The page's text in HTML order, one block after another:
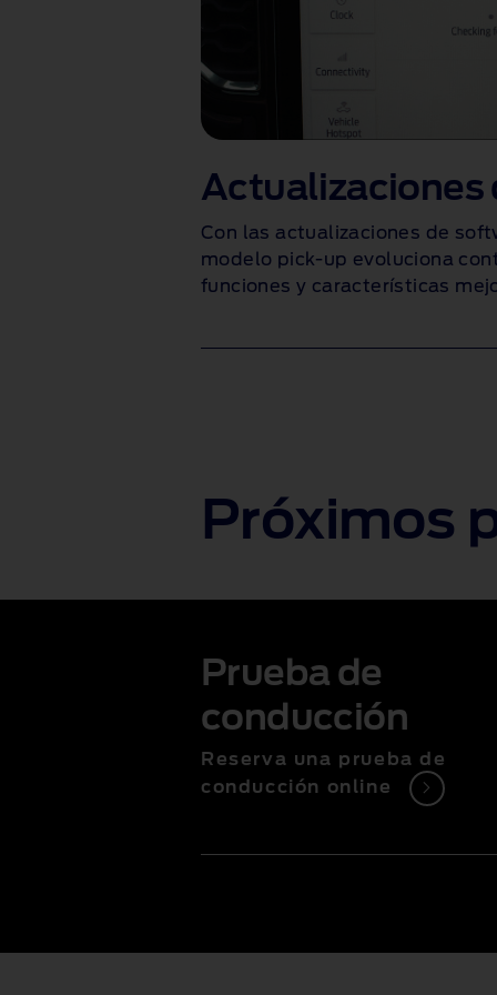
Actualizaciones
Con las actualizaciones de
modelo pick-up evoluciona
funciones y características
Próximos
Prueba de
conducción
Reserva una prueba de
conducción online
1 of 1